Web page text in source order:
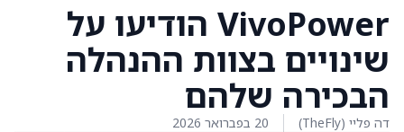
VivoPower הודיעו על
שינויים בצוות ההנהלה
הבכירה שלהם
דה פליי (TheFly) 20 בפברואר 2026